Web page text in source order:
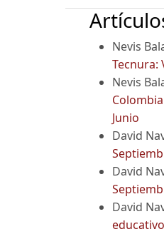
Nevis
Tecnura:
Nevis
Junio
David
David
David